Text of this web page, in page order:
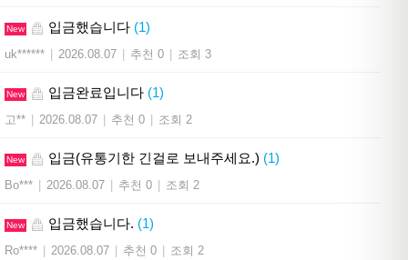
New 입금했습니다 (1)
uk****** 2026.08.07 추천 0 조회 3
New 입금완료입니다 (1)
고** 2026.08.07 추천 0 조회 2
New 입금(유통기한 긴걸로 보내주세요.) (1)
Bo*** 2026.08.07 추천 0 조회 2
New 입금했습니다. (1)
Ro**** 2026.08.07 추천 0 조회 2